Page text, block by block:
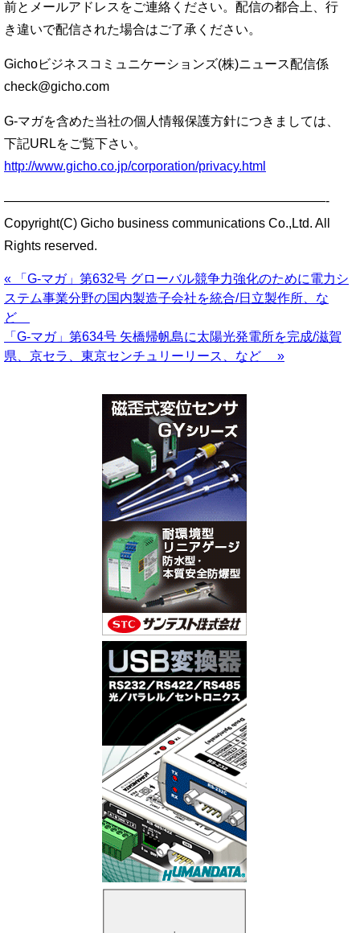
前とメールアドレスをご連絡ください。配信の都合上、行
き違いで配信された場合はご了承ください。
Gichoビジネスコミュニケーションズ(株)ニュース配信係
check@gicho.com
G-マガを含めた当社の個人情報保護方針につきましては、
下記URLをご覧下さい。
http://www.gicho.co.jp/corporation/privacy.html
—————————————————————————-
Copyright(C) Gicho business communications Co.,Ltd. All
Rights reserved.
« 「G-マガ」第632号 グローバル競争力強化のために電力シ
ステム事業分野の国内製造子会社を統合/日立製作所、な
ど
「G-マガ」第634号 矢橋帰帆島に太陽光発電所を完成/滋賀
県、京セラ、東京センチュリーリース、など »